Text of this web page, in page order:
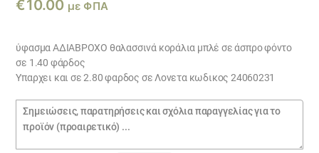
€10.00 με ΦΠΑ
ύφασμα ΑΔΙΑΒΡΟΧΟ θαλασσινά κοράλια μπλέ σε άσπρο φόντο
σε 1.40 φάρδος
Υπαρχει και σε 2.80 φαρδος σε Λονετα κωδικος 24060231
Σημειώσεις
παραγγελίας